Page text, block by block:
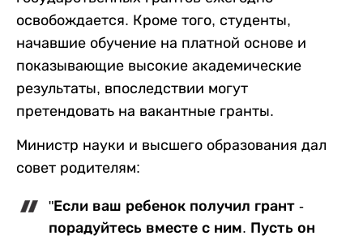
освобождается. Кроме того, студенты,
начавшие обучение на платной основе и
показывающие высокие академические
результаты, впоследствии могут
претендовать на вакантные гранты.
Министр науки и высшего образования дал
совет родителям:
"Если ваш ребенок получил грант -
порадуйтесь вместе с ним. Пусть он